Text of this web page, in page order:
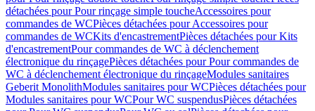
détachées pour Pour rinçage simple toucheAccessoires pour
commandes de WCPièces détachées pour Accessoires pour
commandes de WCKits d'encastrementPièces détachées pour Kits
d'encastrementPour commandes de WC à déclenchement
électronique du rinçagePièces détachées pour Pour commandes de
WC à déclenchement électronique du rinçageModules sanitaires
Geberit MonolithModules sanitaires pour WCPièces détachées pour
Modules sanitaires pour WCPour WC suspendusPièces détachées